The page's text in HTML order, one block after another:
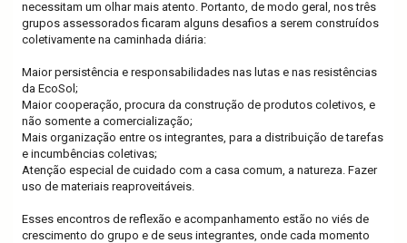
necessitam um olhar mais atento. Portanto, de modo geral, nos três
grupos assessorados ficaram alguns desafios a serem construídos
coletivamente na caminhada diária:
Maior persistência e responsabilidades nas lutas e nas resistências
da EcoSol;
Maior cooperação, procura da construção de produtos coletivos, e
não somente a comercialização;
Mais organização entre os integrantes, para a distribuição de tarefas
e incumbências coletivas;
Atenção especial de cuidado com a casa comum, a natureza. Fazer
uso de materiais reaproveitáveis.
Esses encontros de reflexão e acompanhamento estão no viés de
crescimento do grupo e de seus integrantes, onde cada momento